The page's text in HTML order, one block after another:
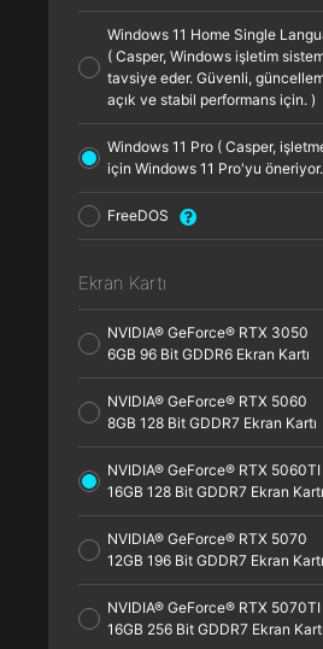
Windows 11 Home Single
( Casper, Windows işletim
tavsiye eder. Güvenli,
açık ve stabil performans için. )
Windows 11 Pro ( Casper,
için Windows 11 Pro'yu
FreeDOS
Ekran Kartı
NVIDIA® GeForce® RTX 3050
6GB 96 Bit GDDR6 Ekran Kartı
NVIDIA® GeForce® RTX 5060
8GB 128 Bit GDDR7 Ekran Kartı
NVIDIA® GeForce® RTX 5060TI
16GB 128 Bit GDDR7 Ekran
NVIDIA® GeForce® RTX 5070
12GB 196 Bit GDDR7 Ekran
NVIDIA® GeForce® RTX 5070TI
16GB 256 Bit GDDR7 Ekran